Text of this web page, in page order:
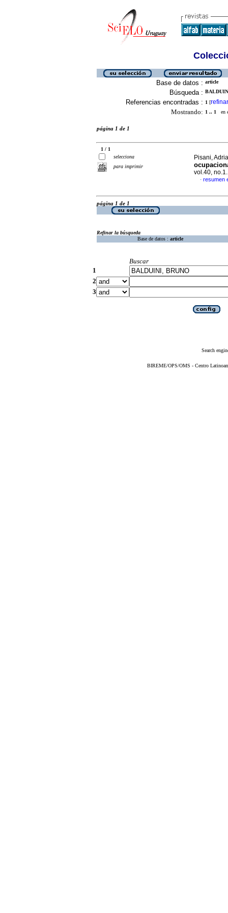
Base de datos : article
Búsqueda :
Referencias encontradas : 1 [refinar
Mostrando: 1 .. 1 en
página 1 de 1
1 / 1
selecciona
para imprimir
Pisani,
vol.40,
· resumen
página 1 de 1
Refinar la búsqueda
Base de datos : article
Buscar
1
2
3
Search
BIREME/OPS/OMS - Centro